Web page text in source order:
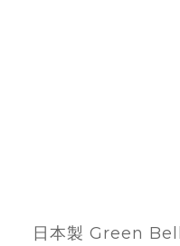
日本製 Green Bell